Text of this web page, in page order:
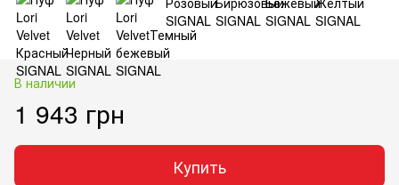
В наличии
1 943 грн
Купить